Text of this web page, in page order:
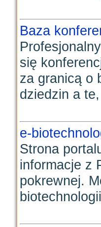
Baza
się
za granicą o
dziedzin a
e-
Strona
informacje z
pokrewnej.